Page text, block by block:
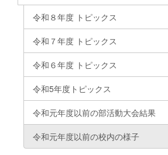
令和８年度 トピックス
令和７年度 トピックス
令和６年度 トピックス
令和5年度トピックス
令和元年度以前の部活動大会結果
令和元年度以前の校内の様子